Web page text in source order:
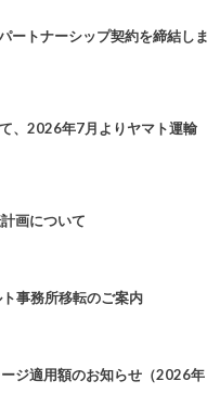
ートナーシップ契約を締結しま
、2026年7月よりヤマト運輸
画について
事務所移転のご案内
ジ適用額のお知らせ（2026年